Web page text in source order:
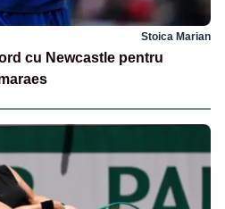
Stoica Marian
cu Newcastle pentru